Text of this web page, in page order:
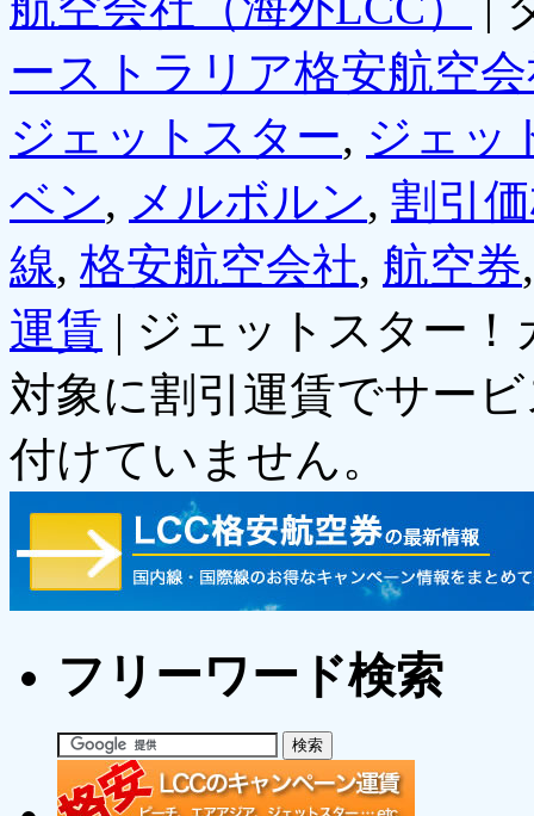
ーストラリア格安航空
ジェットスター, ジェッ
ベン, メルボルン, 割引
線, 格安航空会社, 航空券
運賃 | ジェットスター
対象に割引運賃でサー
付けていません。
フリーワード検索